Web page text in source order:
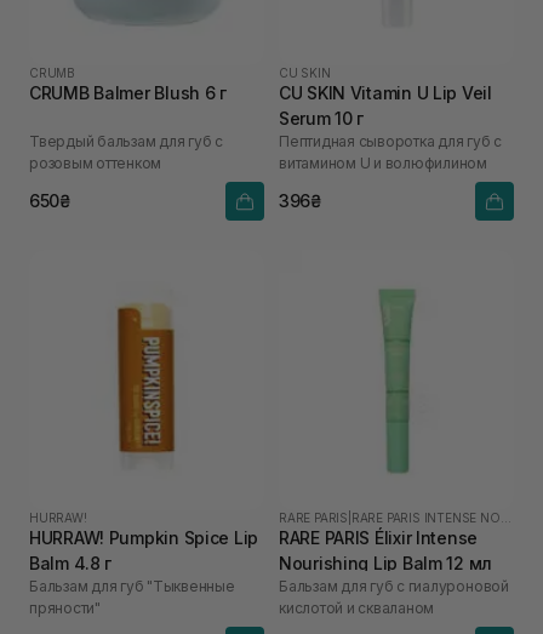
CRUMB
CRUMB Balmer Blush 6 г
Твердый бальзам для губ с
розовым оттенком
650₴
CU SKIN
CU SKIN Vitamin U Lip Veil
Serum 10 г
Пептидная сыворотка для губ с
витамином U и волюфилином
396₴
HURRAW!
HURRAW! Pumpkin Spice Lip
Balm 4.8 г
Бальзам для губ "Тыквенные
пряности"
RARE PARIS
RARE PARIS Élixir Intense
Nourishing Lip Balm 12 мл
Бальзам для губ с гиалуроновой
кислотой и скваланом